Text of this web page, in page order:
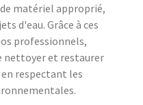
matériel approprié,
d'eau. Grâce à ces
professionnels,
nettoyer et restaurer
respectant les